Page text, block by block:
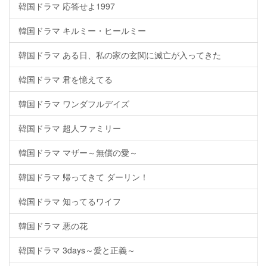
韓国ドラマ 応答せよ1997
韓国ドラマ キルミー・ヒールミー
韓国ドラマ ある日、私の家の玄関に滅亡が入ってきた
韓国ドラマ 君を憶えてる
韓国ドラマ ワンダフルデイズ
韓国ドラマ 超人ファミリー
韓国ドラマ マザー～無償の愛～
韓国ドラマ 帰ってきて ダーリン！
韓国ドラマ 知ってるワイフ
韓国ドラマ 悪の花
韓国ドラマ 3days～愛と正義～